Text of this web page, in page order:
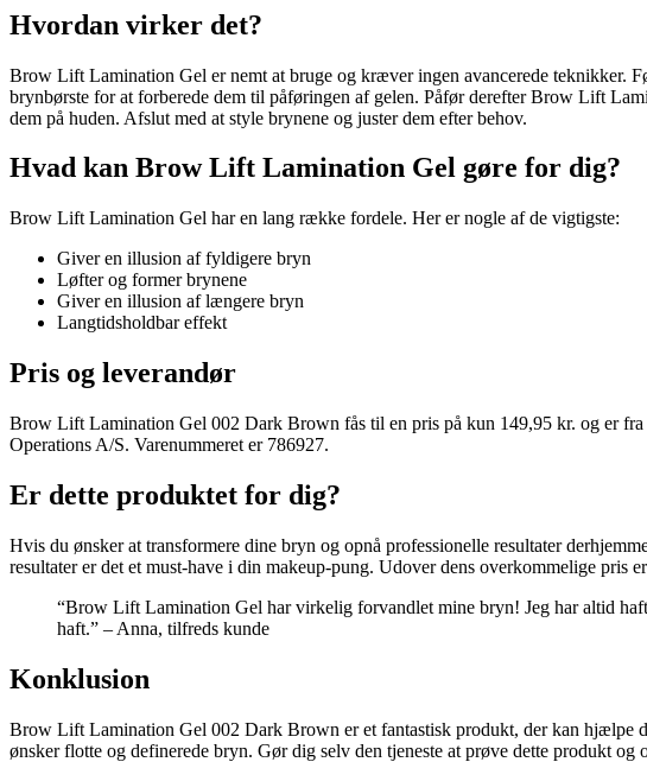
Hvordan virker det?
Brow Lift Lamination Gel er nemt at bruge og kræver ingen avancerede teknikker.
brynbørste for at forberede dem til påføringen af gelen. Påfør derefter Brow Lift
dem på huden. Afslut med at style brynene og juster dem efter behov.
Hvad kan Brow Lift Lamination Gel gøre for dig?
Brow Lift Lamination Gel har en lang række fordele. Her er nogle af de vigtigste:
Giver en illusion af fyldigere bryn
Løfter og former brynene
Giver en illusion af længere bryn
Langtidsholdbar effekt
Pris og leverandør
Brow Lift Lamination Gel 002 Dark Brown fås til en pris på kun 149,95 kr. og er
Operations A/S. Varenummeret er 786927.
Er dette produktet for dig?
Hvis du ønsker at transformere dine bryn og opnå professionelle resultater
resultater er det et must-have i din makeup-pung. Udover dens overkommelige pris
“Brow Lift Lamination Gel har virkelig forvandlet mine bryn! Jeg har altid
haft.” – Anna, tilfreds kunde
Konklusion
Brow Lift Lamination Gel 002 Dark Brown er et fantastisk produkt, der kan hjælpe
ønsker flotte og definerede bryn. Gør dig selv den tjeneste at prøve dette produkt